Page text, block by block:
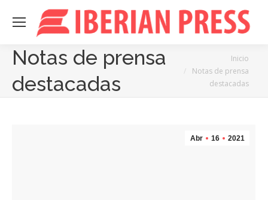
Notas de prensa
destacadas
Inicio
Notas de prensa
destacadas
Abr 16 2021